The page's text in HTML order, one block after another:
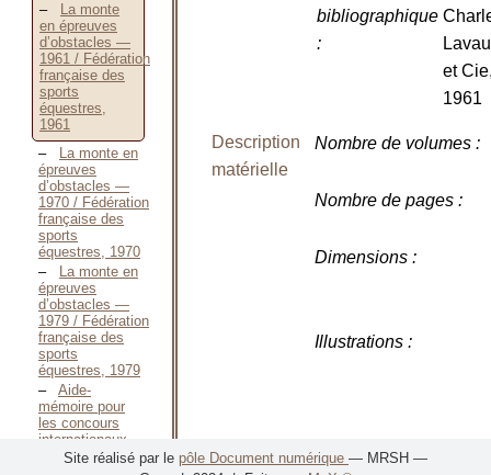
La monte
en épreuves
d’obstacles —
1961 / Fédération
française des
sports
équestres,
1961
La monte en
épreuves
d’obstacles —
1970 / Fédération
française des
sports
équestres, 1970
La monte en
épreuves
d’obstacles —
1979 / Fédération
française des
sports
équestres, 1979
Aide-
mémoire pour
les concours
internationaux
de saut
bibliographique
:
et
1961
Description
matérielle
Nombre de volumes:
Nombre de pages:
Dimensions:
Illustrations:
Site réalisé par le pôle Document numérique — MRSH —